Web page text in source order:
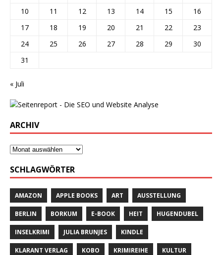
10
11 12 13 14 15
16
17
18 19 20 21 22
23
24
25 26 27 28 29
30
31
« Juli
ARCHIV
SCHLAGWÖRTER
AMAZON APPLE BOOKS ART AUSSTELLUNG
BERLIN BORKUM E-BOOK HEIT HUGENDUBEL
INSELKRIMI JULIA BRUNJES KINDLE
KLARANT VERLAG KOBO KRIMIREIHE KULTUR